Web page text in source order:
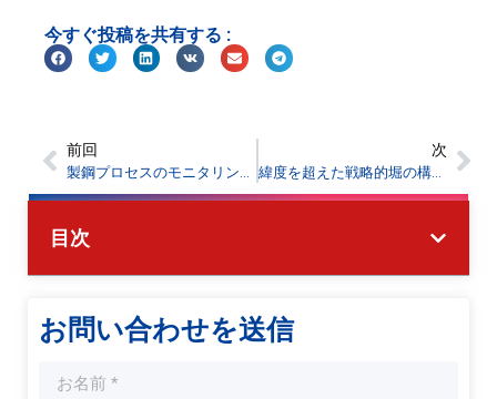
今すぐ投稿を共有する :
前回
製鋼プロセスのモニタリングと安全管理の最適化：FPI レーザーガス分析ソリューション
次
緯度を超えた戦略的堀の構築：FPIグローバルサービスはオペレーショナル・エクセレンスを通じてコミットメントを実現する
目次
お問い合わせを送信